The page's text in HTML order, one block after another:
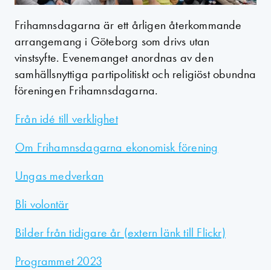
Frihamnsdagarna är ett årligen återkommande
arrangemang i Göteborg som drivs utan
vinstsyfte. Evenemanget anordnas av den
samhällsnyttiga partipolitiskt och religiöst obundna
föreningen Frihamnsdagarna.
Från idé till verklighet
Om Frihamnsdagarna ekonomisk förening
Ungas medverkan
Bli volontär
Bilder från tidigare år (extern länk till Flickr)
Programmet 2023